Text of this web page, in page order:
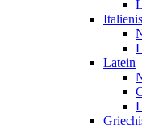
Latein